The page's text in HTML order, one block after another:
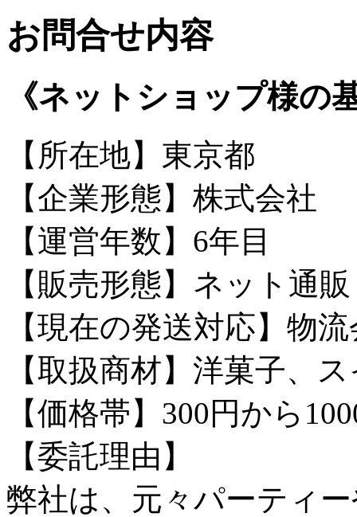
お問合せ内容
《ネットショップ様の
【所在地】東京都
【企業形態】株式会社
【運営年数】6年目
【販売形態】ネット通販
【現在の発送対応】物
【取扱商材】洋菓子、
【価格帯】300円から
【委託理由】
弊社は、元々パーティ